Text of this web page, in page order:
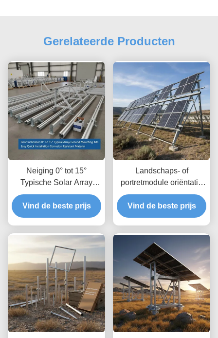
Gerelateerde Producten
Neiging 0° tot 15°
Typische Solar Array
Ground Mounting Kits
Gemakkelijk snel
installeren
materiaal
Vind de beste prijs
Landschaps- of
portretmodule oriëntatie
zonnepanelen
grondmontage systemen
met grondvrijheid tot 1,2
15 voet Typisch
Vind de beste prijs